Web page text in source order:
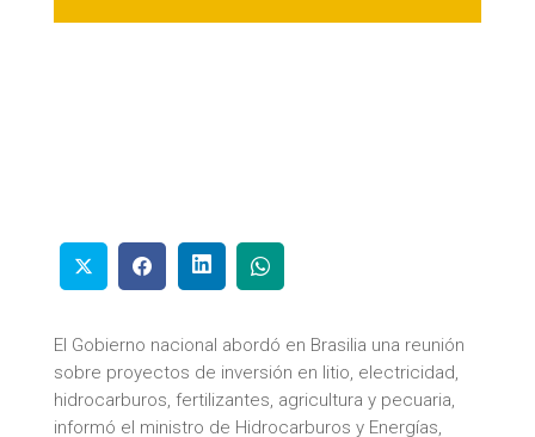
El Gobierno nacional abordó en Brasilia una reunión
sobre proyectos de inversión en litio, electricidad,
hidrocarburos, fertilizantes, agricultura y pecuaria,
informó el ministro de Hidrocarburos y Energías,